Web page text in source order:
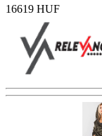
16619 HUF